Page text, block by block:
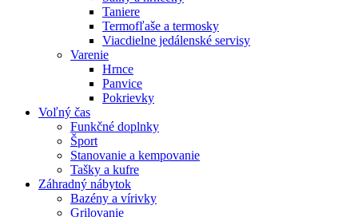
Taniere
Termofľaše a termosky
Viacdielne jedálenské servisy
Varenie
Hrnce
Panvice
Pokrievky
Voľný čas
Funkčné doplnky
Šport
Stanovanie a kempovanie
Tašky a kufre
Záhradný nábytok
Bazény a vírivky
Grilovanie